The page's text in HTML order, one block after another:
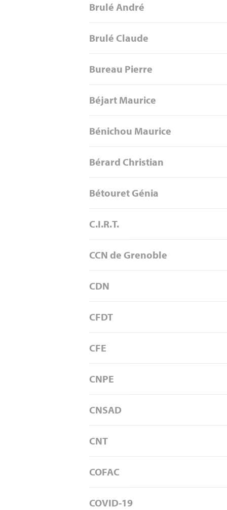
Brulé André
Brulé Claude
Bureau Pierre
Béjart Maurice
Bénichou Maurice
Bérard Christian
Bétouret Génia
C.I.R.T.
CCN de Grenoble
CDN
CFDT
CFE
CNPE
CNSAD
CNT
COFAC
COVID-19